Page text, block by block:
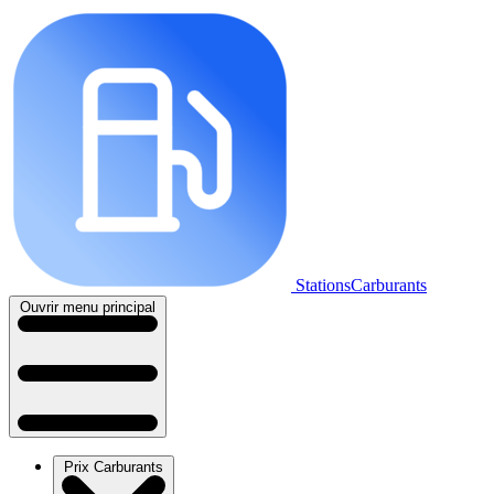
StationsCarburants
Ouvrir menu principal
Prix Carburants